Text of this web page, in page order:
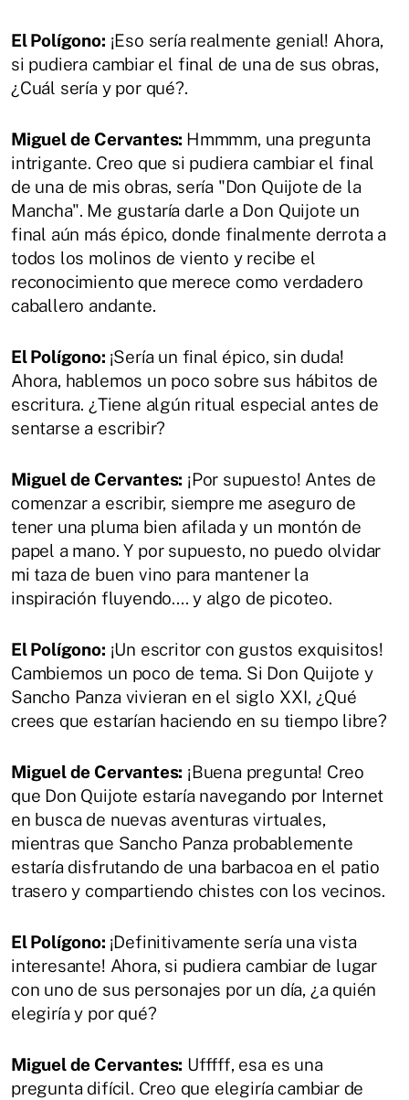
El Polígono: ¡Eso sería realmente genial! Ahora,
si pudiera cambiar el final de una de sus obras,
¿Cuál sería y por qué?.
Miguel de Cervantes: Hmmmm, una pregunta
intrigante. Creo que si pudiera cambiar el final
de una de mis obras, sería "Don Quijote de la
Mancha". Me gustaría darle a Don Quijote un
final aún más épico, donde finalmente derrota a
todos los molinos de viento y recibe el
reconocimiento que merece como verdadero
caballero andante.
El Polígono: ¡Sería un final épico, sin duda!
Ahora, hablemos un poco sobre sus hábitos de
escritura. ¿Tiene algún ritual especial antes de
sentarse a escribir?
Miguel de Cervantes: ¡Por supuesto! Antes de
comenzar a escribir, siempre me aseguro de
tener una pluma bien afilada y un montón de
papel a mano. Y por supuesto, no puedo olvidar
mi taza de buen vino para mantener la
inspiración fluyendo.... y algo de picoteo.
El Polígono: ¡Un escritor con gustos exquisitos!
Cambiemos un poco de tema. Si Don Quijote y
Sancho Panza vivieran en el siglo XXI, ¿Qué
crees que estarían haciendo en su tiempo libre?
Miguel de Cervantes: ¡Buena pregunta! Creo
que Don Quijote estaría navegando por Internet
en busca de nuevas aventuras virtuales,
mientras que Sancho Panza probablemente
estaría disfrutando de una barbacoa en el patio
trasero y compartiendo chistes con los vecinos.
El Polígono: ¡Definitivamente sería una vista
interesante! Ahora, si pudiera cambiar de lugar
con uno de sus personajes por un día, ¿a quién
elegiría y por qué?
Miguel de Cervantes: Ufffff, esa es una
pregunta difícil. Creo que elegiría cambiar de